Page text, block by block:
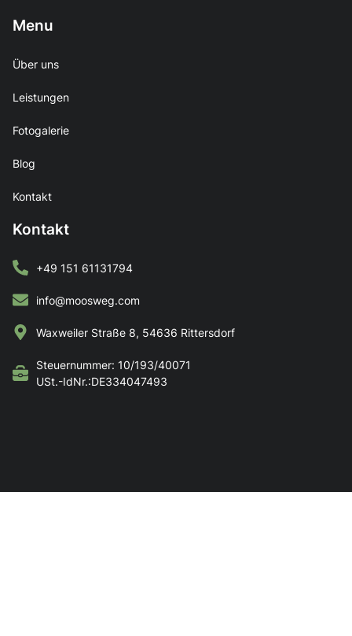
Menu
Über uns
Leistungen
Fotogalerie
Blog
Kontakt
Kontakt
+49 151 61131794
info@moosweg.com
Waxweiler Straße 8, 54636 Rittersdorf
Steuernummer: 10/193/40071
USt.-IdNr.:DE334047493